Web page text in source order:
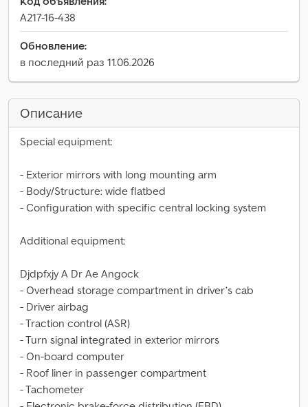
A217-16-438
Обновление:
в последний раз 11.06.2026
Описание
Special equipment:
- Exterior mirrors with long mounting arm
- Body/Structure: wide flatbed
- Configuration with specific central locking system
Additional equipment:
Djdpfxjy A Dr Ae Angock
- Overhead storage compartment in driver’s cab
- Driver airbag
- Traction control (ASR)
- Turn signal integrated in exterior mirrors
- On-board computer
- Roof liner in passenger compartment
- Tachometer